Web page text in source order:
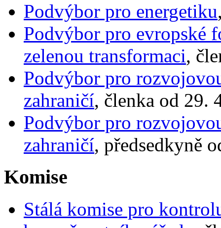
Podvýbor pro energetiku
Podvýbor pro evropské
zelenou transformaci,
Podvýbor pro
zahraničí, členka od 29.
Podvýbor pro
zahraničí, předsedkyně
Komise
Stálá komise pro